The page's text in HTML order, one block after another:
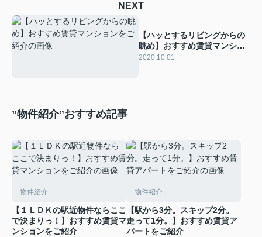
NEXT
【ハッとするリビングからの
眺め】おすすめ賃貸マンショ
ンをご紹介
2020.10.01
”物件紹介”おすすめ記事
物件紹介
【１ＬＤＫの駅近物件ならここ
で決まりっ！】おすすめ賃貸マ
ンションをご紹介
物件紹介
【駅から3分。スキップ2分。
走って1分。】おすすめ賃貸ア
パートをご紹介